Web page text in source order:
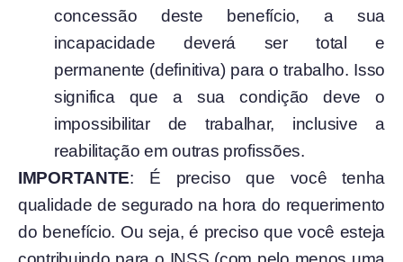
concessão deste benefício, a sua
incapacidade deverá ser total e
permanente (definitiva) para o trabalho. Isso
significa que a sua condição deve o
impossibilitar de trabalhar, inclusive a
reabilitação em outras profissões.
IMPORTANTE: É preciso que você tenha
qualidade de segurado na hora do requerimento
do benefício. Ou seja, é preciso que você esteja